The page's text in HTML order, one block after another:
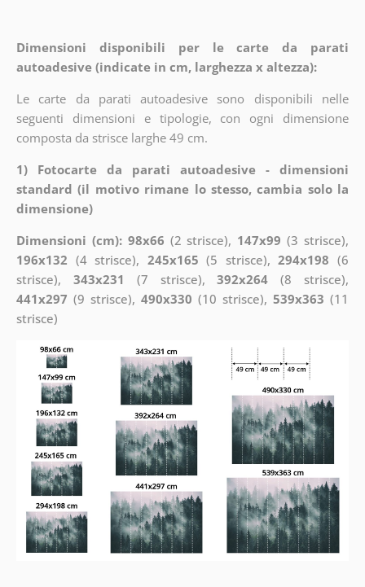
Dimensioni disponibili per le carte da parati
autoadesive (indicate in cm, larghezza x altezza):
Le carte da parati autoadesive sono disponibili nelle
seguenti dimensioni e tipologie, con ogni dimensione
composta da strisce larghe 49 cm.
1) Fotocarte da parati autoadesive - dimensioni
standard (il motivo rimane lo stesso, cambia solo la
dimensione)
Dimensioni (cm): 98x66 (2 strisce), 147x99 (3 strisce),
196x132 (4 strisce), 245x165 (5 strisce),294x198 (6
strisce), 343x231 (7 strisce),392x264 (8 strisce),
441x297 (9 strisce), 490x330 (10 strisce),539x363 (11
strisce)